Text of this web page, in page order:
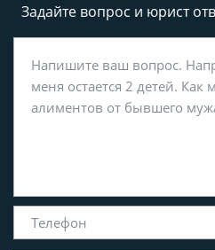
Задайте вопрос и юрист